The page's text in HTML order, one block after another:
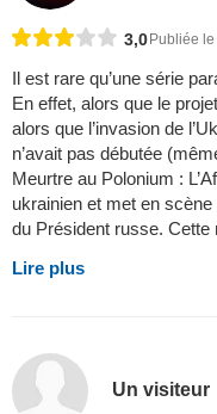
3,0 Publiée
Il est rare qu’une série
En effet, alors que le
alors que l’invasion de
n’avait pas débutée
Meurtre au Polonium :
ukrainien et met en
du Président russe. Cette
Lire plus
Un visiteur